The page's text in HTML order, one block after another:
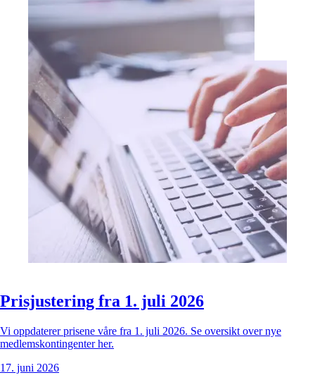
Prisjustering fra 1. juli 2026
Vi oppdaterer prisene våre fra 1. juli 2026. Se oversikt over nye
medlemskontingenter her.
17. juni 2026